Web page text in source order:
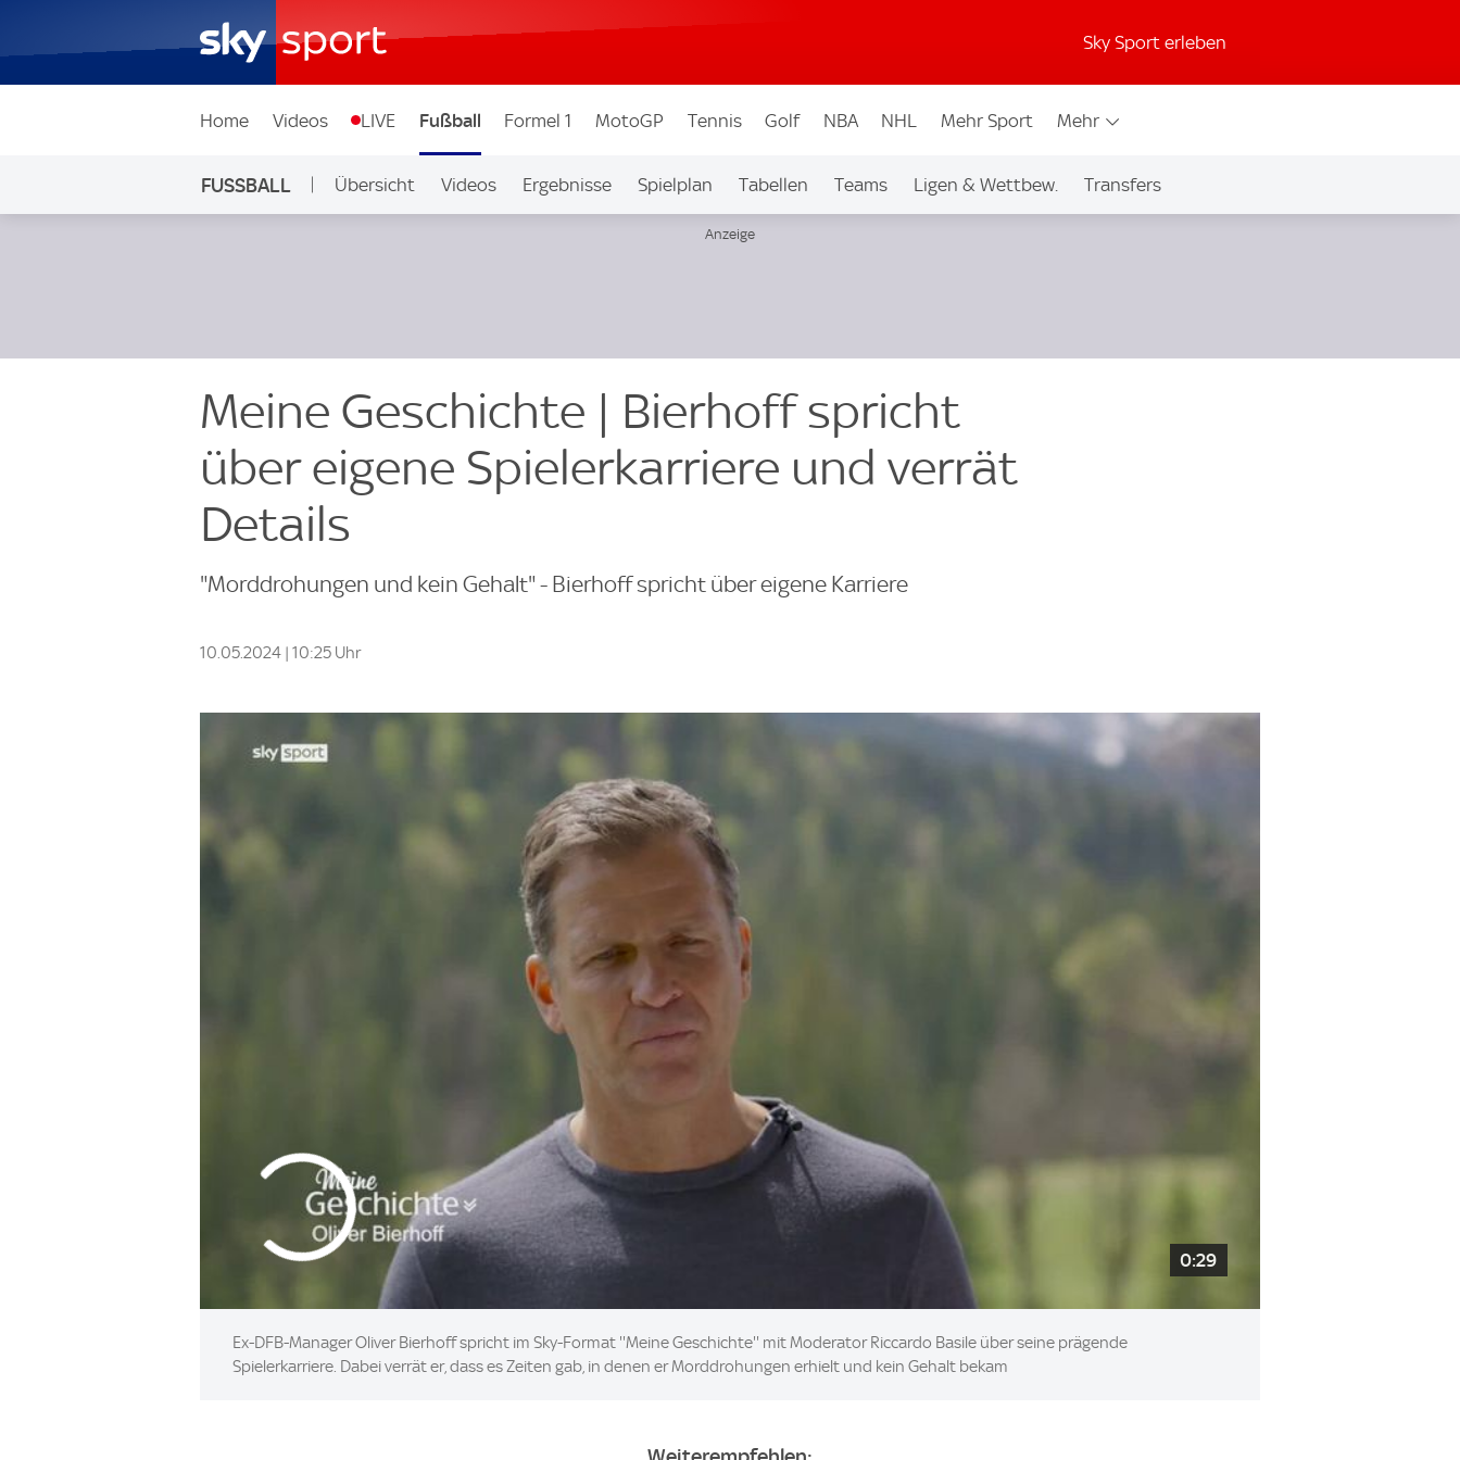
Sky Sport erleben
Home Videos LIVE Fußball Formel 1 MotoGP Tennis Golf NBA NHL Mehr Sport Mehr
FUSSBALL Übersicht Videos Ergebnisse Spielplan Tabellen Teams Ligen & Wettbew. Transfers
Meine Geschichte | Bierhoff spricht
über eigene Spielerkarriere und verrät
Details
"Morddrohungen und kein Gehalt" - Bierhoff spricht über eigene Karriere
10.05.2024 | 10:25 Uhr
0:29
Ex-DFB-Manager Oliver Bierhoff spricht im Sky-Format ''Meine Geschichte'' mit Moderator Riccardo Basile über seine prägende
Spielerkarriere. Dabei verrät er, dass es Zeiten gab, in denen er Morddrohungen erhielt und kein Gehalt bekam